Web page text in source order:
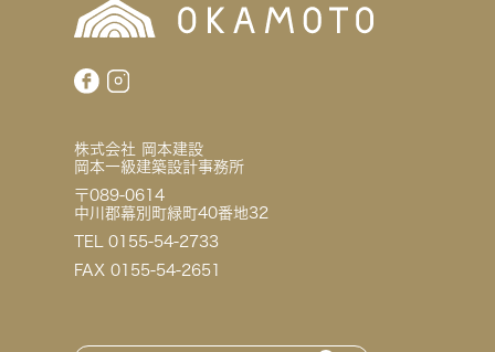
株式会社 岡本建設
岡本一級建築設計事務所
〒089-0614
中川郡幕別町緑町40番地32
TEL 0155-54-2733
FAX 0155-54-2651